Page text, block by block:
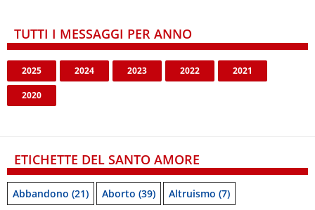
TUTTI I MESSAGGI PER ANNO
2025 2024 2023 2022 2021
2020
ETICHETTE DEL SANTO AMORE
Abbandono (21) Aborto (39) Altruismo (7)